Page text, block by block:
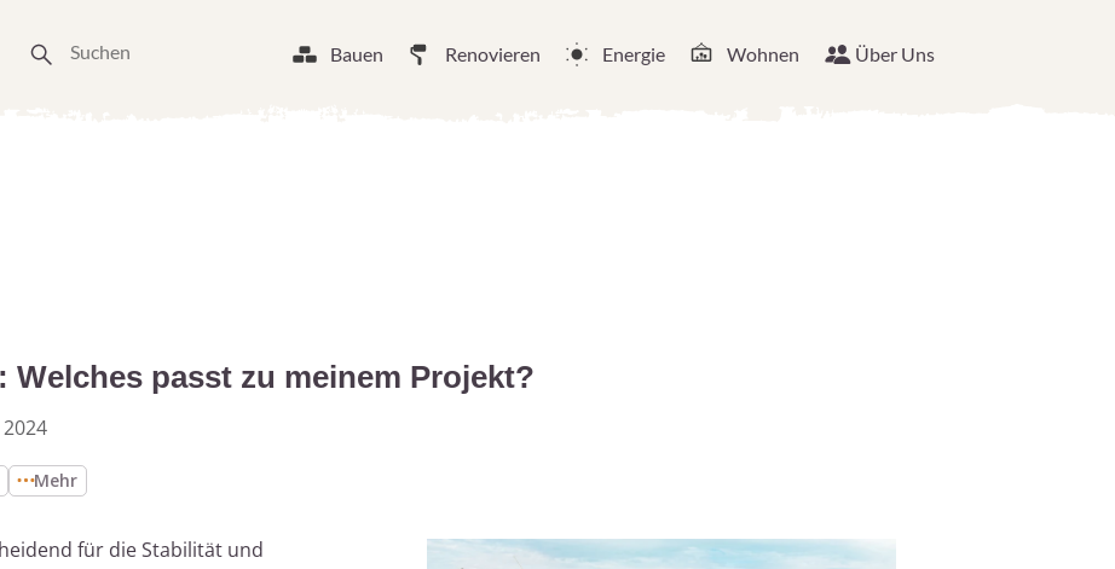
Bauen Renovieren Energie Wohnen Über Uns
Welches passt zu meinem Projekt?
Mehr
für die Stabilität und